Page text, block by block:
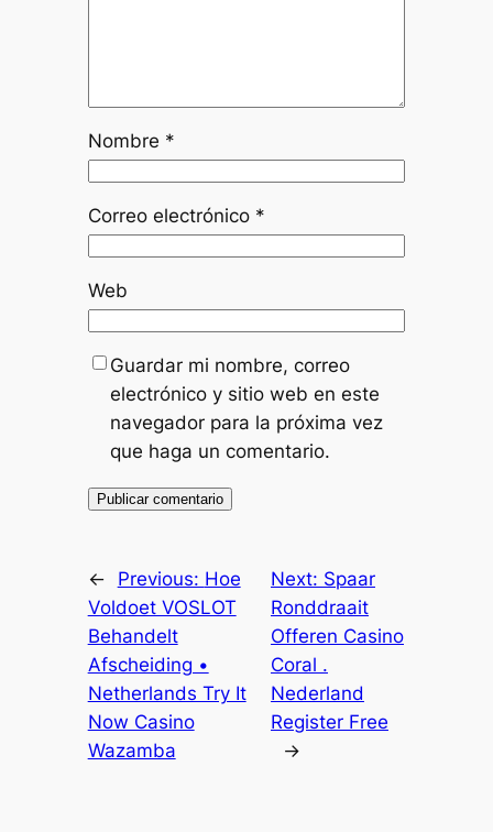
Nombre *
Correo electrónico *
Web
Guardar mi nombre, correo
electrónico y sitio web en este
navegador para la próxima vez
que haga un comentario.
← Previous: Hoe
Voldoet VOSLOT
Behandelt
Afscheiding •
Netherlands Try It
Now Casino
Wazamba
Next: Spaar
Ronddraait
Offeren Casino
Coral .
Nederland
Register Free
→